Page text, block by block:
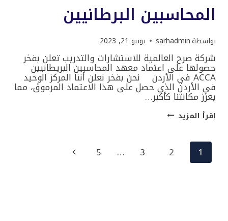
المحاسبين البرطانيين
بواسطةsarhadmin يونيو 21, 2023
شركة صرح العالمية للاستشارات والتدريب تعلن بفخر
حصولها على اعتماد معهد المحاسبين البريطانيين
ACCA في الأردن نحن بفخر نعلن أننا المركز الوحيد
في الأردن الذي حصل على هذا الاعتماد المرموق، مما
يعزز مكانتنا كأكبر…
إقرأ المزيد ACCA
اعتماد
تنقل
1
2
3
…
5
الصفحة